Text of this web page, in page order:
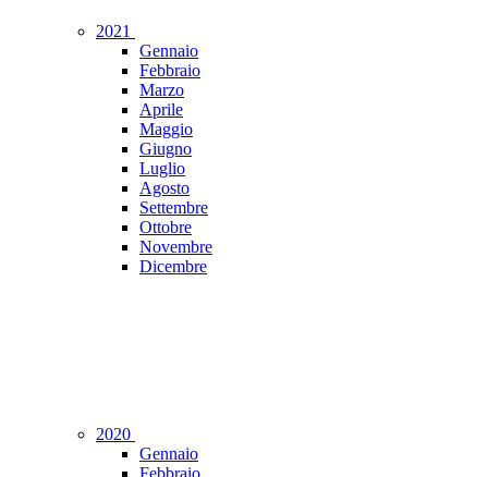
2021
Gennaio
Febbraio
Marzo
Aprile
Maggio
Giugno
Luglio
Agosto
Settembre
Ottobre
Novembre
Dicembre
2020
Gennaio